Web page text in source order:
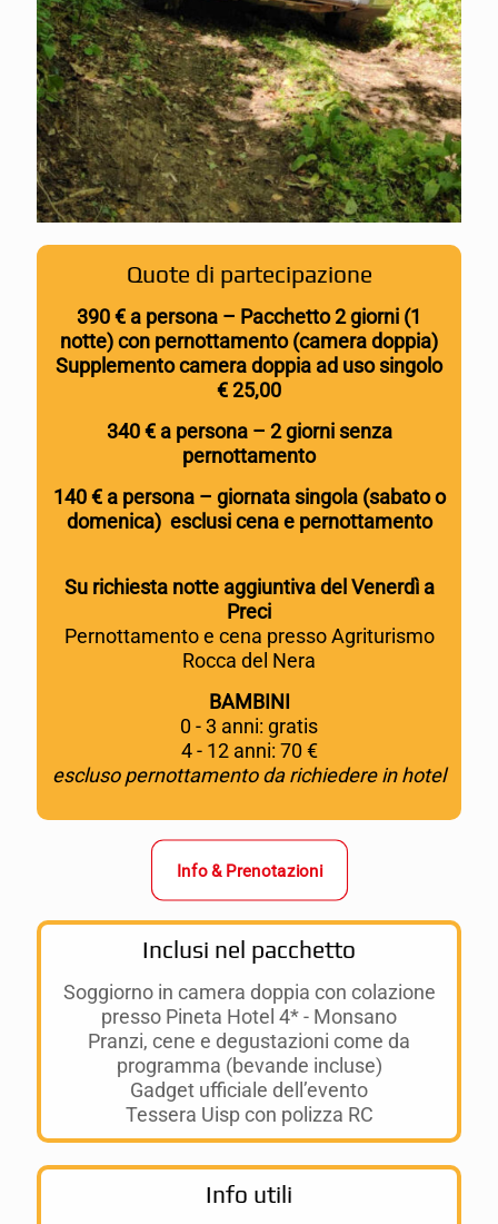
Quote di partecipazione
390 € a persona – Pacchetto 2 giorni (1
notte) con pernottamento (camera doppia)
Supplemento camera doppia ad uso singolo
€ 25,00
340 € a persona – 2 giorni senza
pernottamento
140 € a persona – giornata singola (sabato o
domenica) esclusi cena e pernottamento
Su richiesta notte aggiuntiva del Venerdì a
Preci
Pernottamento e cena presso Agriturismo
Rocca del Nera
BAMBINI
0 - 3 anni: gratis
4 - 12 anni: 70 €
escluso pernottamento da richiedere in hotel
Info & Prenotazioni
Inclusi nel pacchetto
Soggiorno in camera doppia con colazione
presso Pineta Hotel 4* - Monsano
Pranzi, cene e degustazioni come da
programma (bevande incluse)
Gadget ufficiale dell’evento
Tessera Uisp con polizza RC
Info utili